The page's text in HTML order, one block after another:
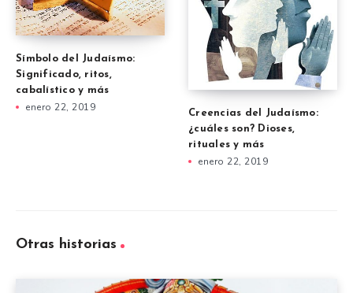
Símbolo del Judaísmo:
Significado, ritos,
cabalístico y más
enero 22, 2019
Creencias del Judaísmo:
¿cuáles son? Dioses,
rituales y más
enero 22, 2019
Otras historias